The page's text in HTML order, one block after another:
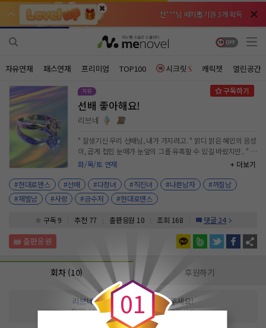
천***님 배지뽑기권 3개 획득
천***님 배지뽑기권 3개 획득
메**님 체험권 3일 획득
메**님 체험권 3일 획득
주**님 일반뽑기권 2개 획득
주**님 일반뽑기권 2개 획득
갈***님 후원10코인 획득
갈***님 후원10코인 획득
인*님 레어뽑기권 1개 획득
인*님 레어뽑기권 1개 획득
자유연재 패스연재 프리미엄 TOP100 시크릿 캐릭챗 열린공간
선배 좋아해요!
리브네
화/목/토 연재
" 잘생기신 우리 선배님, 내가 가지려고. " 맑디 맑은 혜민의 음성
이, 곱게 접힌 눈매가 눈앞의 그를 유혹할 수 있길 바랐지만.. " 재
밌네. 재미는 있는데, 흥미는 없어. 네가 다른 여자애들과 다를
바라보며 말했다. " 제가 처음으로 먼저 좋아하게 된 사람이라서
요. " 내 말에 선배는 낮게 웃더니 내 턱 끝을 잡고 말했다. " 흥미
가 생겼어 너한테. 어디 한번 꼬셔보던가. " 17년 인생, 단 한번도
누군가를 먼저 좋아해본 적이 없던 여고생 ' 지혜민. ' 그런 그녀
가 처음으로 좋아하게 된 선배 ' 백도겸. ' 소원 고등학교에서 모
든 여학생들의 짝사랑 상대로 유명한데다가 집안도 좋아 완벽한
그. 자신을 꼬셔보라는 말과는 달리 시간이 지나면 지날수록 혜
민을 유혹하는데.. 선배, 저보고 꼬시라면서 왜 선배가 꼬시고 있
어요.
+ 더보기
#현대로맨스
#선배 #다정녀 #직진녀 #나쁜남자
#까칠남
#재벌남
#사랑 #금수저 #현대로맨스
구독 9 추천 77 출판응원 10 조회 168 댓글 24
회차 (10) 후원하기
리브네님을 위해 작품을 응원해주세요!
작가님에게 큰 힘이 됩니다
후원하기
0
0
1